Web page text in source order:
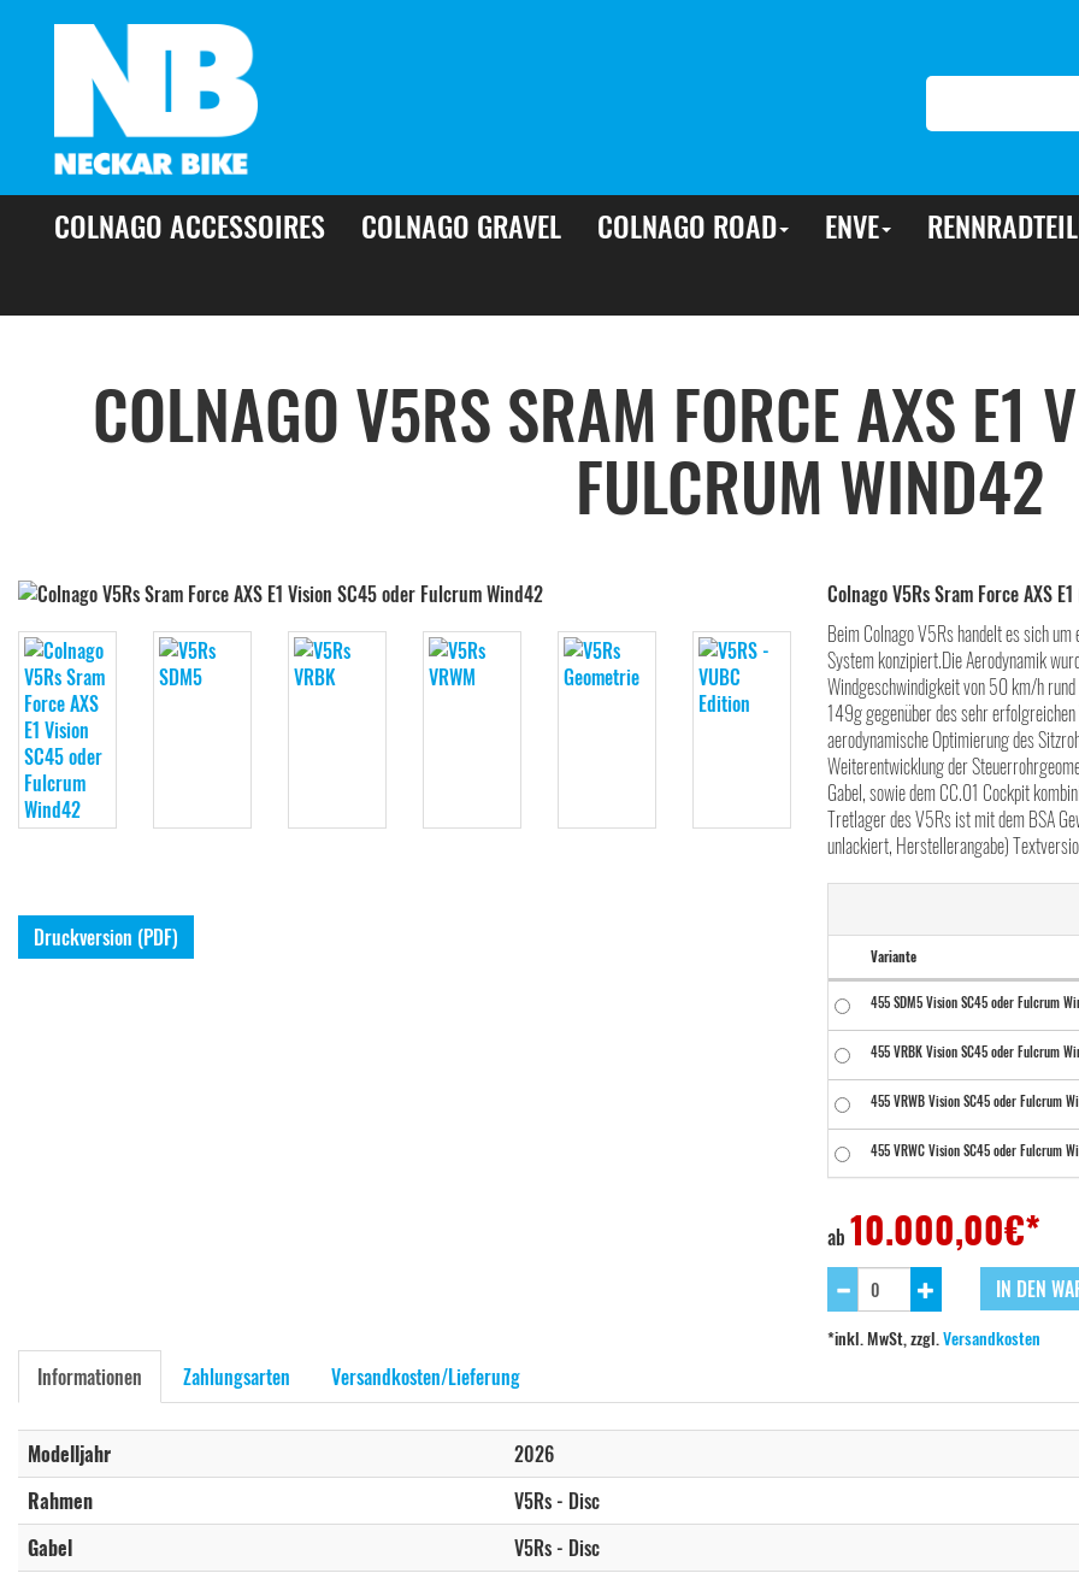
COLNAGO ACCESSOIRES COLNAGO GRAVEL COLNAGO ROAD ENVE
COLNAGO V5RS SRAM FORCE AXS E1
FULCRUM WIND42
Druckversion (PDF)
Colnago V5Rs Sram Force AXS
Beim Colnago V5Rs handelt es sich
System konzipiert.Die Aerodynamik
Windgeschwindigkeit von 50 km/h
149g gegenüber des sehr
aerodynamische Optimierung des
Weiterentwicklung der
Gabel, sowie dem CC.01 Cockpit
Tretlager des V5Rs ist mit dem BSA
unlackiert, Herstellerangabe)
Variante
455 SDM5 Vision SC45 oder Fulcrum
455 VRBK Vision SC45 oder Fulcrum
455 VRWB Vision SC45 oder Fulcrum
455 VRWC Vision SC45 oder Fulcrum
485 SDM5 Vision SC45 oder Fulcrum
485 VRBK Vision SC45 oder Fulcrum
510 SDM5 Vision SC45 oder Fulcrum
ab 10.000,00€*
IN DEN
*inkl. MwSt, zzgl.Versandkosten
Informationen Zahlungsarten Versandkosten/Lieferung
Modelljahr
2026
Rahmen
V5Rs - Disc
Gabel
V5Rs - Disc